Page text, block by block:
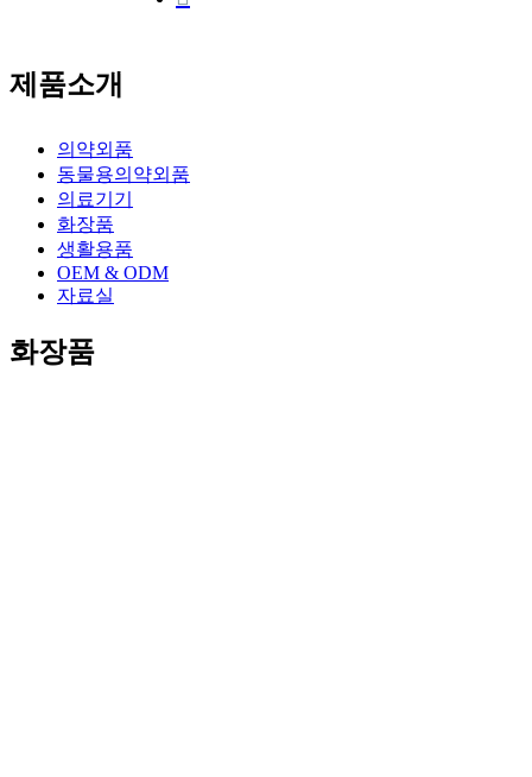
제품소개
의약외품
동물용의약외품
의료기기
화장품
생활용품
OEM & ODM
자료실
화장품